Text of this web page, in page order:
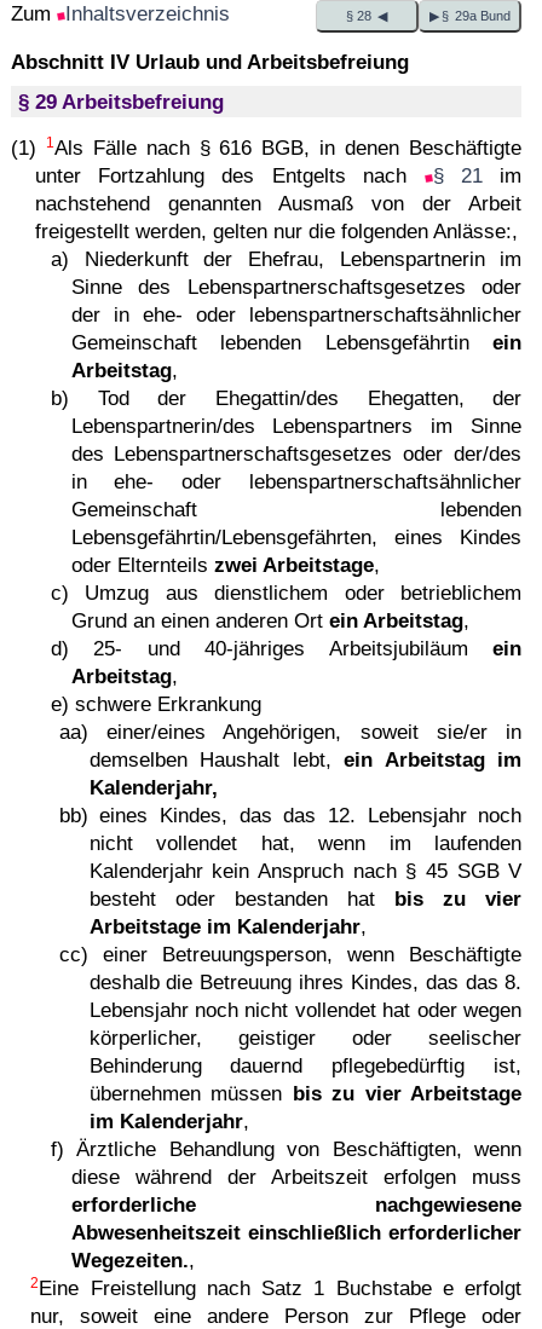
Zum Inhaltsverzeichnis § 28 ◀ ▶ § 29a Bund
Abschnitt IV Urlaub und Arbeitsbefreiung
§ 29 Arbeitsbefreiung
(1)
1 Als Fälle nach § 616 BGB, in denen Beschäftigte
unter Fortzahlung des Entgelts nach
§ 21im
nachstehend genannten Ausmaß von der Arbeit
freigestellt werden, gelten nur die folgenden Anlässe:,
a) Niederkunft der Ehefrau, Lebenspartnerin im
Sinne des Lebenspartnerschaftsgesetzes oder
der in ehe- oder lebenspartnerschaftsähnlicher
Gemeinschaft lebenden Lebensgefährtinein
Arbeitstag,
b) Tod der Ehegattin/des Ehegatten, der
Lebenspartnerin/des Lebenspartners im Sinne
des Lebenspartnerschaftsgesetzes oder der/des
in ehe- oder lebenspartnerschaftsähnlicher
Gemeinschaft lebenden
Lebensgefährtin/Lebensgefährten, eines Kindes
oder Elternteils zwei Arbeitstage,
c) Umzug aus dienstlichem oder betrieblichem
Grund an einen anderen Ort ein Arbeitstag,
d) 25- und 40-jähriges Arbeitsjubiläumein
Arbeitstag,
e) schwere Erkrankung
aa) einer/eines Angehörigen, soweit sie/er in
demselben Haushalt lebt,ein Arbeitstag im
Kalenderjahr,
bb) eines Kindes, das das 12. Lebensjahr noch
nicht vollendet hat, wenn im laufenden
Kalenderjahr kein Anspruch nach § 45 SGB V
besteht oder bestanden hat bis zu vier
Arbeitstage im Kalenderjahr,
cc) einer Betreuungsperson, wenn Beschäftigte
deshalb die Betreuung ihres Kindes, das das 8.
Lebensjahr noch nicht vollendet hat oder wegen
körperlicher, geistiger oder seelischer
Behinderung dauernd pflegebedürftig ist,
übernehmen müssen bis zu vier Arbeitstage
im Kalenderjahr,
f) Ärztliche Behandlung von Beschäftigten, wenn
diese während der Arbeitszeit erfolgen muss
erforderliche nachgewiesene
Abwesenheitszeit einschließlich erforderlicher
Wegezeiten.,
2Eine Freistellung nach Satz 1 Buchstabe e erfolgt
nur, soweit eine andere Person zur Pflege oder